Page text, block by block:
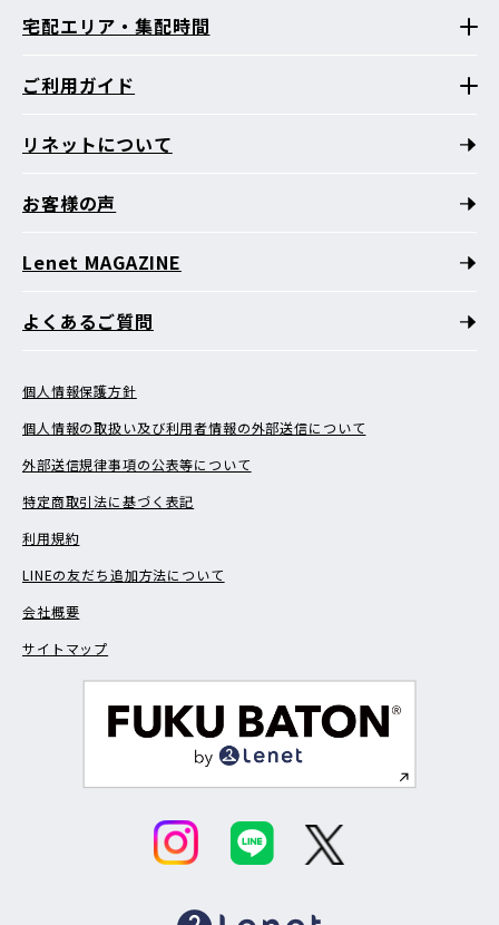
宅配エリア・集配時間
ご利用ガイド
リネットについて
お客様の声
Lenet MAGAZINE
よくあるご質問
個人情報保護方針
個人情報の取扱い及び利用者情報の外部送信について
外部送信規律事項の公表等について
特定商取引法に基づく表記
利用規約
LINEの友だち追加方法について
会社概要
サイトマップ